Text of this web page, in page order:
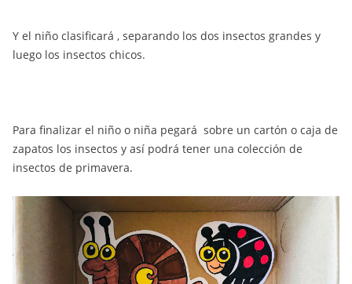
Y el niño clasificará , separando los dos insectos grandes y
luego los insectos chicos.
Para finalizar el niño o niña pegará sobre un cartón o caja de
zapatos los insectos y así podrá tener una colección de
insectos de primavera.